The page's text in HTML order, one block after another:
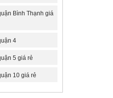
Bình Thạnh giá
4
5 giá rẻ
10 giá rẻ